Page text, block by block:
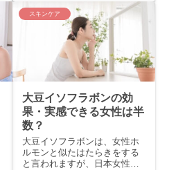
り。ときには使い続けること
で色素が沈着することも。 化
粧品を変えたことによっ...
スキンケア
大豆イソフラボンの効
果・実感できる女性は半
数？
大豆イソフラボンは、女性ホ
ルモンと似たはたらきをする
と言われますが、日本女性の